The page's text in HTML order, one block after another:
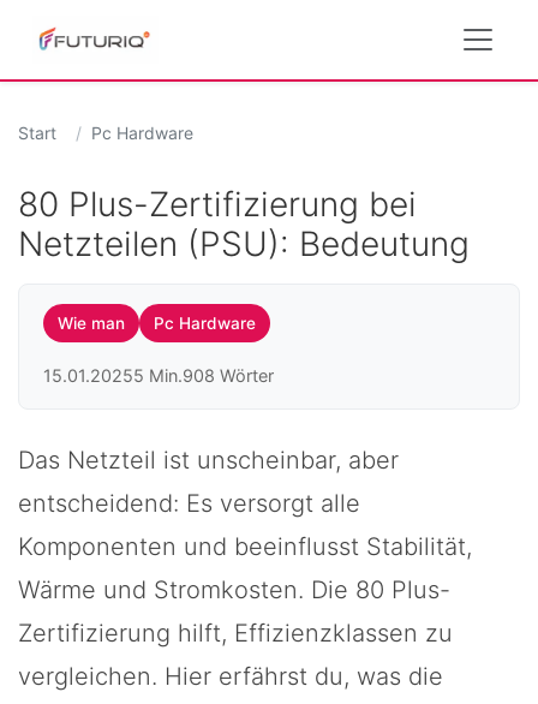
Start Pc Hardware
80 Plus-Zertifizierung bei
Netzteilen (PSU): Bedeutung
Wie man Pc Hardware
15.01.20255 Min.908 Wörter
Das Netzteil ist unscheinbar, aber
entscheidend: Es versorgt alle
Komponenten und beeinflusst Stabilität,
Wärme und Stromkosten. Die 80 Plus-
Zertifizierung hilft, Effizienzklassen zu
vergleichen. Hier erfährst du, was die